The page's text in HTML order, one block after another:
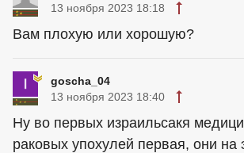
13 ноября 2023 18:18
Вам плохую или хорошую?
goscha_04
13 ноября 2023 18:40
Ну во первых израильсакя
раковых упохулей первая, они на